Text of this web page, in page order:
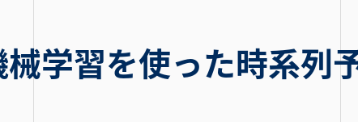
学習を使った時系列